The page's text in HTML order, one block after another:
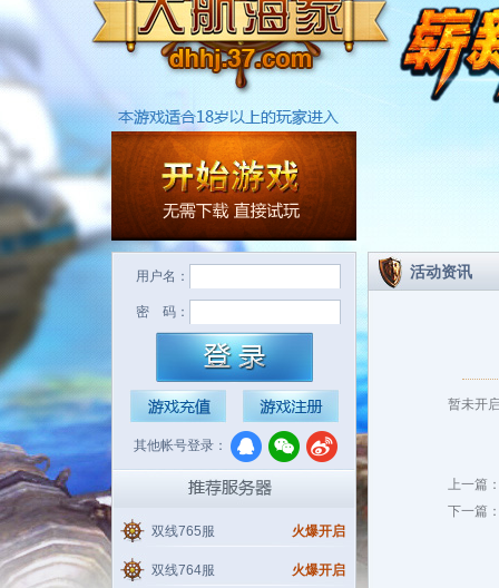
活动资讯
暂未开
上一篇
下一篇
用户名：
密 码：
其他帐号登录：
火爆开启
双线765服
火爆开启
双线764服